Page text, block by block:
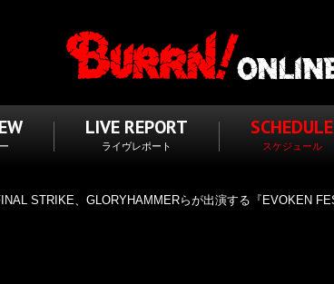
LIVE REPORT
ライヴレポート
SCHEDULE
スケジュール
STRIKE、GLORYHAMMERらが出演する『EVOKEN